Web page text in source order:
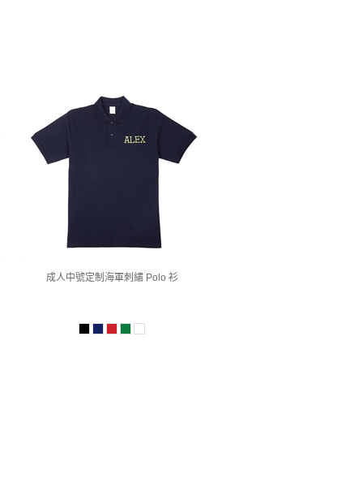
成人中號定制海軍刺繡 Polo 衫